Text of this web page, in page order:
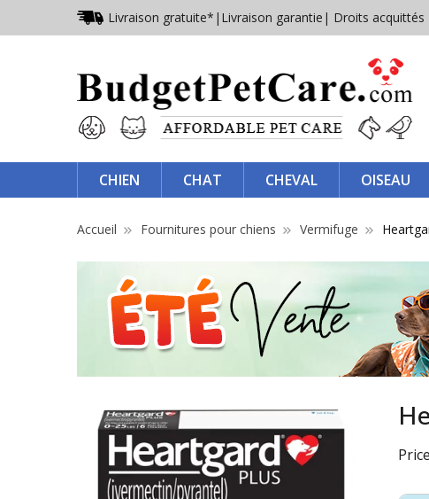
Livraison gratuite* | Livraison garantie | Droits acquittés
CHIEN CHAT CHEVAL OISEAU
Accueil Fournitures pour chiens Vermifuge